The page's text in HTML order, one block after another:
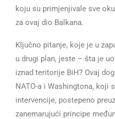
koju su primjenjivale sve
za ovaj dio Balkana.
Ključno pitanje, koje je u
u drugi plan, jeste – šta je
iznad teritorije BiH? Ovaj
NATO-a i Washingtona, koji
intervencije, postepeno
zanemarujući principe